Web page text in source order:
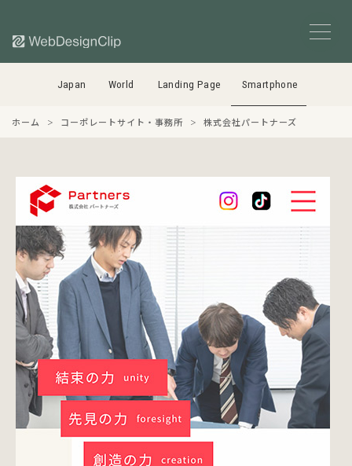
Japan World Landing Page Smartphone
ホーム コーポレートサイト・事務所 株式会社パートナーズ